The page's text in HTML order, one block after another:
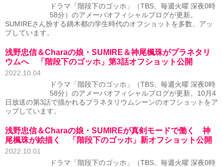
ドラマ「階段下のゴッホ」（TBS、毎週火曜 深夜0時
58分）のアメーバオフィシャルブログが更新。
SUMIREさん扮する鏑木都の学生時代のオフショットを多数、アッ
プしています。
浅野忠信＆Charaの娘・SUMIRE＆神尾楓珠がプラネタリ
ウムへ 「階段下のゴッホ」第3話オフショット公開
2022.10.04
ドラマ「階段下のゴッホ」（TBS、毎週火曜 深夜0時
58分）のアメーバオフィシャルブログが更新。10月4
日放送の第3話で描かれるプラネタリウムシーンのオフショットをア
ップしています。
浅野忠信＆Charaの娘・SUMIREが真剣モードで働く 神
尾楓珠が絵描く 「階段下のゴッホ」新オフショット公開
2022.10.01
ドラマ「階段下のゴッホ」（TBS、毎週火曜 深夜0時